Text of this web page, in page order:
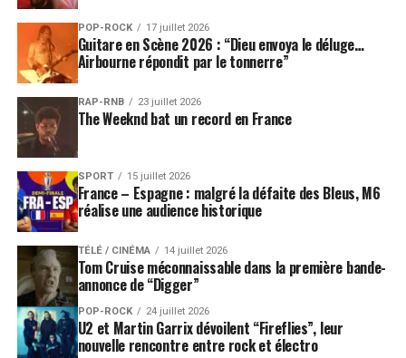
POP-ROCK 17 juillet 2026
Guitare en Scène 2026 : “Dieu envoya le déluge…
Airbourne répondit par le tonnerre”
RAP-RNB 23 juillet 2026
The Weeknd bat un record en France
SPORT 15 juillet 2026
France – Espagne : malgré la défaite des Bleus, M6
réalise une audience historique
TÉLÉ / CINÉMA 14 juillet 2026
Tom Cruise méconnaissable dans la première bande-
annonce de “Digger”
POP-ROCK 24 juillet 2026
U2 et Martin Garrix dévoilent “Fireflies”, leur
nouvelle rencontre entre rock et électro